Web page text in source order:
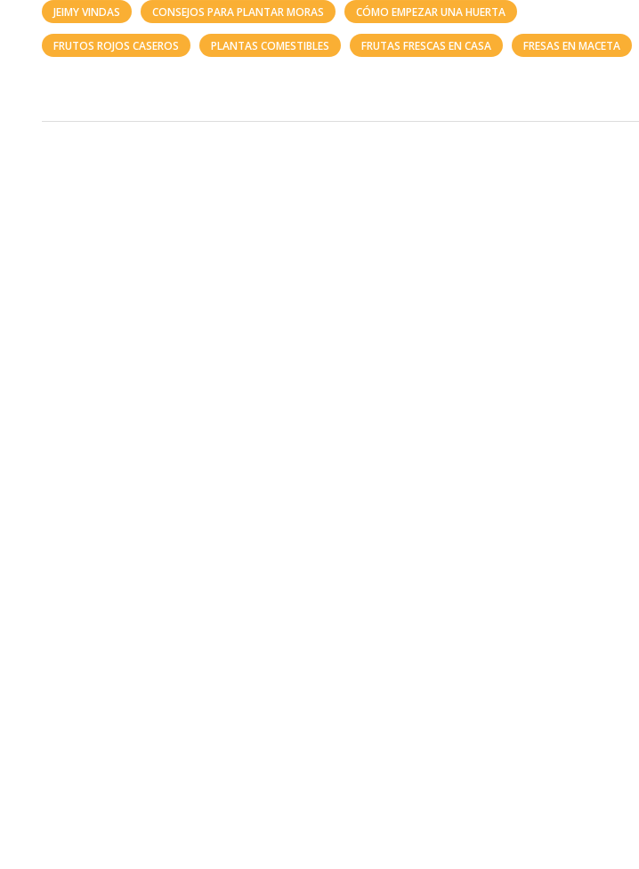
JEIMY VINDAS CONSEJOS PARA PLANTAR MORAS CÓMO EMPEZAR UNA HUERTA
FRUTOS ROJOS CASEROS PLANTAS COMESTIBLES FRUTAS FRESCAS EN CASA FRESAS EN MACETA